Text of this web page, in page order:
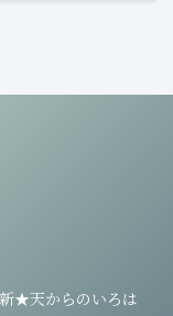
★天からのいろは